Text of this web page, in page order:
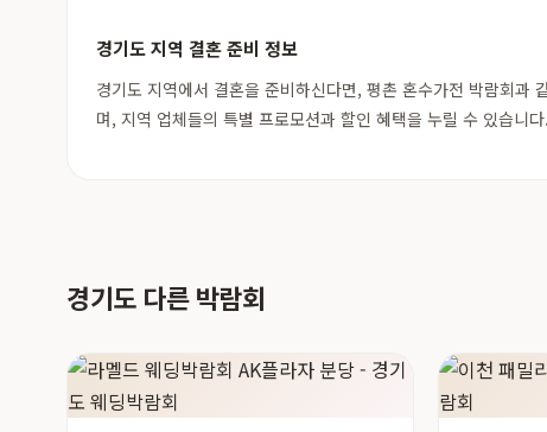
경기도 지역 결혼 준비 정보
경기도 지역에서 결혼을 준비하신다면, 평촌 혼수가전 박람회과
며, 지역 업체들의 특별 프로모션과 할인 혜택을 누릴 수 있습니다.
경기도 다른 박람회